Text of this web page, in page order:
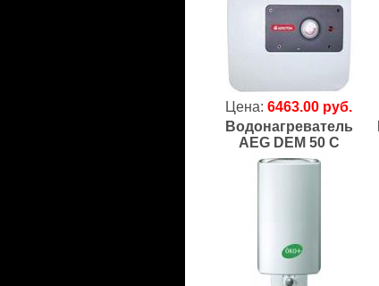
Цена: 6463.00 руб.
Водонагреватель
AEG DEM 50 C